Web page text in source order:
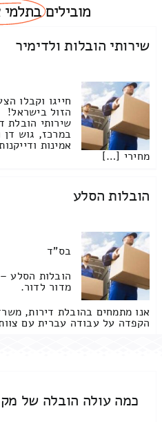
מוביליםבתלמי
שירותי הובלות ולדימיר
חייגו וקבלו
הזול בישראל!
שירותי הובלת
במרכז, גוש דן
אמינות
מחירי […]
הובלות הסלע
בס"ד
הובלות הסלע
מדור לדור.
אנו מתמחים בהובלת דירות,
הקפדה על עבודה עברית עם
כמה עולה הובלה של